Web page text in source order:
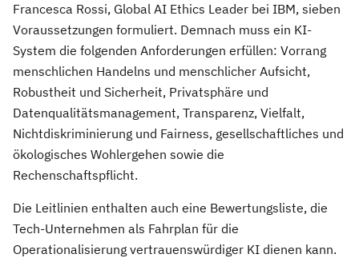
Francesca Rossi, Global AI Ethics Leader bei IBM, sieben
Voraussetzungen formuliert. Demnach muss ein KI-
System die folgenden Anforderungen erfüllen: Vorrang
menschlichen Handelns und menschlicher Aufsicht,
Robustheit und Sicherheit, Privatsphäre und
Datenqualitätsmanagement, Transparenz, Vielfalt,
Nichtdiskriminierung und Fairness, gesellschaftliches und
ökologisches Wohlergehen sowie die
Rechenschaftspflicht.
Die Leitlinien enthalten auch eine Bewertungsliste, die
Tech-Unternehmen als Fahrplan für die
Operationalisierung vertrauenswürdiger KI dienen kann.